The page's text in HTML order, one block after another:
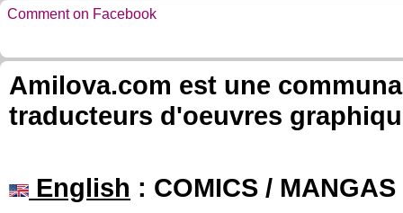
Comment on Facebook
Amilova.com est une
traducteurs d'oeuvres
English : COMICS /